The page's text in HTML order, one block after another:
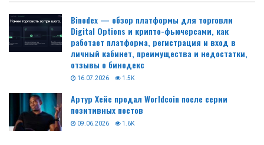
Binodex — обзор платформы для торговли
Digital Options и крипто-фьючерсами, как
работает платформа, регистрация и вход в
личный кабинет, преимущества и недостатки,
отзывы о бинодекс
16.07.2026 1.5K
Артур Хейс продал Worldcoin после серии
позитивных постов
09.06.2026 1.6K